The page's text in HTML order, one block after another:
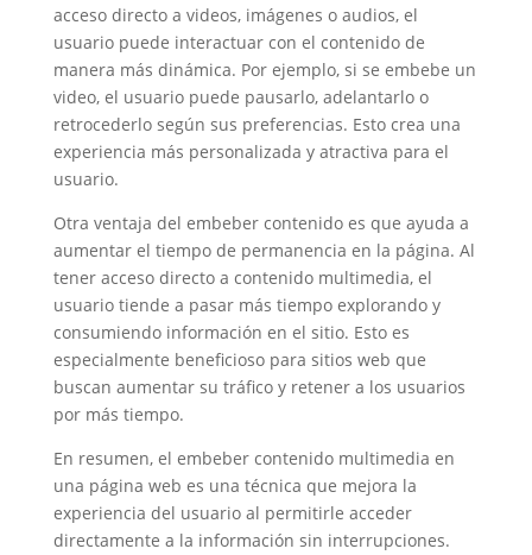
acceso directo a videos, imágenes o audios, el
usuario puede interactuar con el contenido de
manera más dinámica. Por ejemplo, si se embebe un
video, el usuario puede pausarlo, adelantarlo o
retrocederlo según sus preferencias. Esto crea una
experiencia más personalizada y atractiva para el
usuario.
Otra ventaja del embeber contenido es que ayuda a
aumentar el tiempo de permanencia en la página. Al
tener acceso directo a contenido multimedia, el
usuario tiende a pasar más tiempo explorando y
consumiendo información en el sitio. Esto es
especialmente beneficioso para sitios web que
buscan aumentar su tráfico y retener a los usuarios
por más tiempo.
En resumen, el embeber contenido multimedia en
una página web es una técnica que mejora la
experiencia del usuario al permitirle acceder
directamente a la información sin interrupciones.